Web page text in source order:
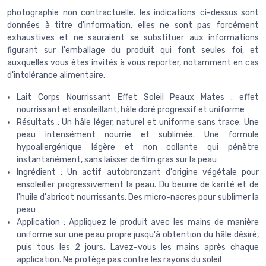
photographie non contractuelle. les indications ci-dessus sont
données à titre d'information. elles ne sont pas forcément
exhaustives et ne sauraient se substituer aux informations
figurant sur l'emballage du produit qui font seules foi, et
auxquelles vous êtes invités à vous reporter, notamment en cas
d'intolérance alimentaire.
Lait Corps Nourrissant Effet Soleil Peaux Mates : effet
nourrissant et ensoleillant, hâle doré progressif et uniforme
Résultats : Un hâle léger, naturel et uniforme sans trace. Une
peau intensément nourrie et sublimée. Une formule
hypoallergénique légère et non collante qui pénètre
instantanément, sans laisser de film gras sur la peau
Ingrédient : Un actif autobronzant d'origine végétale pour
ensoleiller progressivement la peau. Du beurre de karité et de
l'huile d'abricot nourrissants. Des micro-nacres pour sublimer la
peau
Application : Appliquez le produit avec les mains de manière
uniforme sur une peau propre jusqu'à obtention du hâle désiré,
puis tous les 2 jours. Lavez-vous les mains après chaque
application. Ne protège pas contre les rayons du soleil